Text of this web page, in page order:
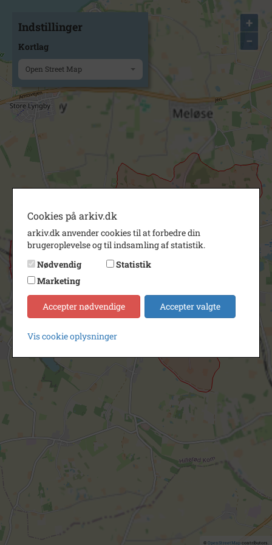
+
−
© OpenStreetMapcontributors.
Indstillinger
Kortlag
Open Street Map
Cookies på arkiv.dk
arkiv.dk anvender cookies til at forbedre din
brugeroplevelse og til indsamling af statistik.
Nødvendig
Statistik
Marketing
Accepter nødvendige Accepter valgte
Vis cookie oplysninger